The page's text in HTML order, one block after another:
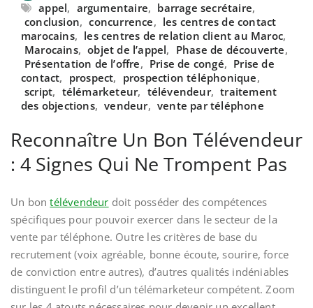
appel, argumentaire, barrage secrétaire,
conclusion, concurrence, les centres de contact
marocains, les centres de relation client au Maroc,
Marocains, objet de l’appel, Phase de découverte,
Présentation de l’offre, Prise de congé, Prise de
contact, prospect, prospection téléphonique,
script, télémarketeur, télévendeur, traitement
des objections, vendeur, vente par téléphone
Reconnaître Un Bon Télévendeur
: 4 Signes Qui Ne Trompent Pas
Un bontélévendeur doit posséder des compétences
spécifiques pour pouvoir exercer dans le secteur de la
vente par téléphone. Outre les critères de base du
recrutement (voix agréable, bonne écoute, sourire, force
de conviction entre autres), d’autres qualités indéniables
distinguent le profil d’un télémarketeur compétent. Zoom